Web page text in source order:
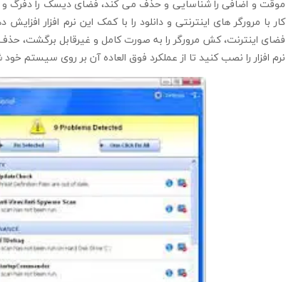
موقت و اضافی را شناسایی و حذف می کند، فضای دیسک را دفرگ
کار با مرورگر های اینترنتی و دانلود را با کمک این نرم افزار
فضای اینترنت، کش مرورگر را به صورت کامل و غیرقابل برگشت،
نرم افزار را نصب کنید تا از عملکرد فوق العاده آن بر روی سیستم